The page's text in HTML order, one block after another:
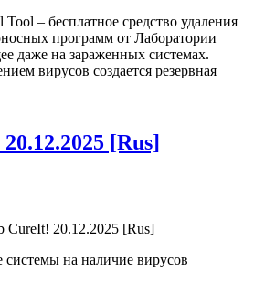
– бесплатное средство удаления
программ от Лаборатории
даже на зараженных системах.
вирусов создается резервная
[Rus]
системы на наличие вирусов